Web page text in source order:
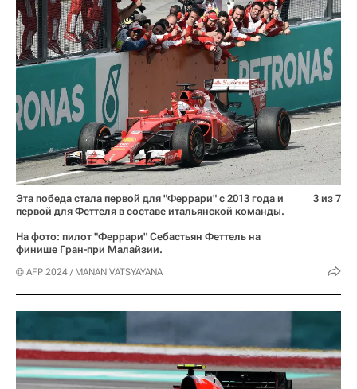
Эта победа стала первой для "Феррари" с 2013 года и
первой для Феттеля в составе итальянской команды.
На фото: пилот "Феррари" Себастьян Феттель на
финише Гран-при Малайзии.
© AFP 2024 / MANAN VATSYAYANA
3 из 7